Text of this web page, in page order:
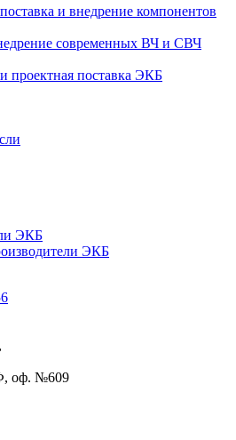
и внедрение компонентов
современных ВЧ и СВЧ
проектная поставка ЭКБ
ЭКБ
ЭКБ
оф. №609